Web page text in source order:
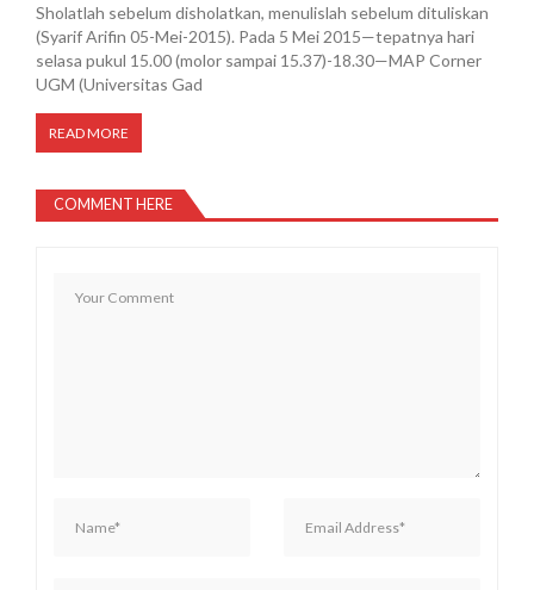
Sholatlah sebelum disholatkan, menulislah sebelum dituliskan
(Syarif Arifin 05-Mei-2015). Pada 5 Mei 2015—tepatnya hari
selasa pukul 15.00 (molor sampai 15.37)-18.30—MAP Corner
UGM (Universitas Gad
READ MORE
COMMENT HERE